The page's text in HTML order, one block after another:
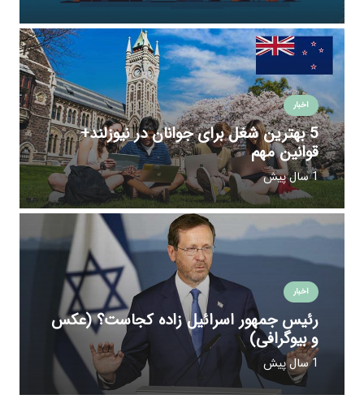
اخبار
5 بهترین شغل‌ برای جوانان در نیوزلند+
قوانین مهم
1 سال پیش
اخبار
رئیس جمهور اسرائیل زاده کجاست؟ (عکس
و بیوگرافی)
1 سال پیش